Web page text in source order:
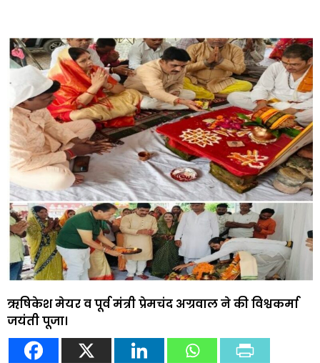
ऋषिकेश मेयर व पूर्व मंत्री प्रेमचंद अग्रवाल ने की विश्वकर्मा
जयंती पूजा।